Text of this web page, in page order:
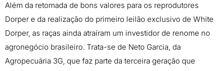
Além da retomada de bons valores para os reprodutores
Dorper e da realização do primeiro leilão exclusivo de White
Dorper, as raças ainda atraíram um investidor de renome no
agronegócio brasileiro. Trata-se de Neto Garcia, da
Agropecuária 3G, que faz parte da terceira geração que